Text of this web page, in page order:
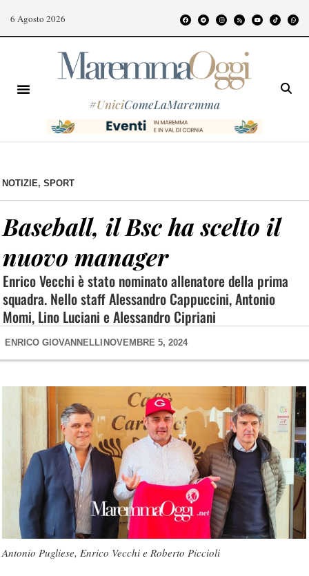
6 Agosto 2026
#UniciComeLaMaremma
NOTIZIE, SPORT
Baseball, il Bsc ha scelto il
nuovo manager
Enrico Vecchi è stato nominato allenatore della prima
squadra. Nello staff Alessandro Cappuccini, Antonio
Momi, Lino Luciani e Alessandro Cipriani
ENRICO GIOVANNELLI NOVEMBRE 5, 2024
Antonio Pugliese, Enrico Vecchi e Roberto Piccioli